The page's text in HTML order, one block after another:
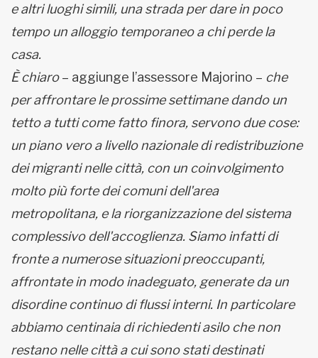
e altri luoghi simili, una strada per dare in poco
tempo un alloggio temporaneo a chi perde la
casa.
È chiaro– aggiunge l’assessore Majorino – che
per affrontare le prossime settimane dando un
tetto a tutti come fatto finora, servono due cose:
un piano vero a livello nazionale di redistribuzione
dei migranti nelle città, con un coinvolgimento
molto più forte dei comuni dell'area
metropolitana, e la riorganizzazione del sistema
complessivo dell'accoglienza. Siamo infatti di
fronte a numerose situazioni preoccupanti,
affrontate in modo inadeguato, generate da un
disordine continuo di flussi interni. In particolare
abbiamo centinaia di richiedenti asilo che non
restano nelle città a cui sono stati destinati